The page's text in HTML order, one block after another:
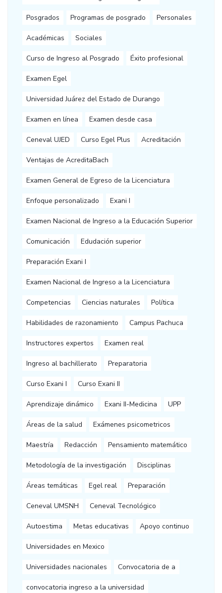
Posgrados Programas de posgrado Personales
Académicas Sociales
Curso de Ingreso al Posgrado Éxito profesional
Examen Egel
Universidad Juárez del Estado de Durango
Examen en línea Examen desde casa
Ceneval UJED Curso Egel Plus Acreditación
Ventajas de AcreditaBach
Examen General de Egreso de la Licenciatura
Enfoque personalizado Exani I
Examen Nacional de Ingreso a la Educación Superior
Comunicación Edudación superior
Preparación Exani I
Examen Nacional de Ingreso a la Licenciatura
Competencias Ciencias naturales Política
Habilidades de razonamiento Campus Pachuca
Instructores expertos Examen real
Ingreso al bachillerato Preparatoria
Curso Exani I Curso Exani II
Aprendizaje dinámico Exani II-Medicina UPP
Áreas de la salud Exámenes psicometricos
Maestría Redacción Pensamiento matemático
Metodología de la investigación Disciplinas
Áreas temáticas Egel real Preparación
Ceneval UMSNH Ceneval Tecnológico
Autoestima Metas educativas Apoyo continuo
Universidades en Mexico
Universidades nacionales Convocatoria de a
convocatoria ingreso a la universidad